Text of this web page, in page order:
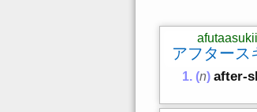
アフタース
afutaasukii
(n) after-